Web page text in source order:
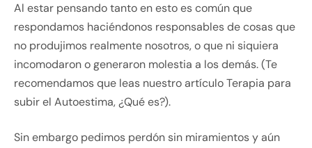
Al estar pensando tanto en esto es común que
respondamos haciéndonos responsables de cosas que
no produjimos realmente nosotros, o que ni siquiera
incomodaron o generaron molestia a los demás. (Te
recomendamos que leas nuestro artículo Terapia para
subir el Autoestima, ¿Qué es?).
Sin embargo pedimos perdón sin miramientos y aún